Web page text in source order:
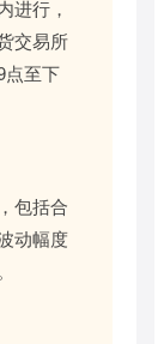
进行，
交易所
至下
包括合
动幅度